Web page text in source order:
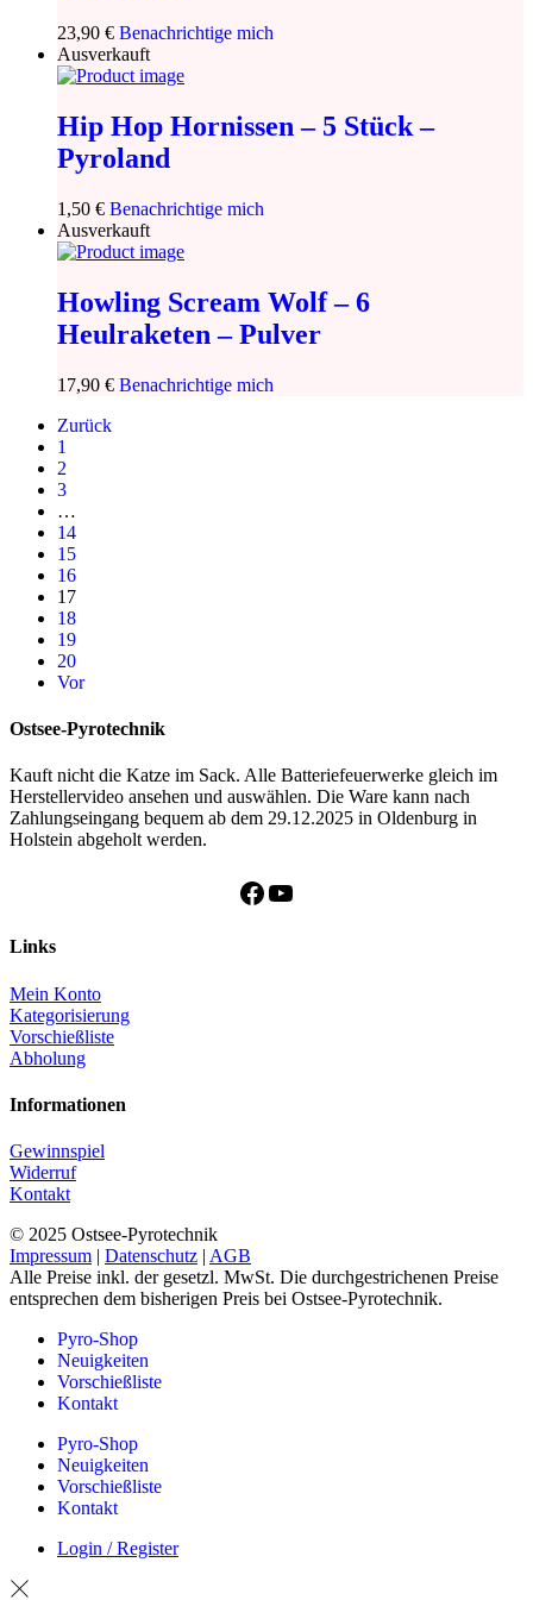
23,90 € Benachrichtige mich
Ausverkauft
Hip Hop Hornissen – 5 Stück –
Pyroland
1,50 € Benachrichtige mich
Ausverkauft
Howling Scream Wolf – 6
Heulraketen – Pulver
17,90 € Benachrichtige mich
Zurück
1
2
3
…
14
15
16
17
18
19
20
Vor
Ostsee-Pyrotechnik
Kauft nicht die Katze im Sack. Alle Batteriefeuerwerke gleich im
Herstellervideo ansehen und auswählen. Die Ware kann nach
Zahlungseingang bequem ab dem 29.12.2025 in Oldenburg in
Holstein abgeholt werden.
Facebook
YouTube
Links
Mein Konto
Kategorisierung
Vorschießliste
Abholung
Informationen
Gewinnspiel
Widerruf
Kontakt
© 2025 Ostsee-Pyrotechnik
Impressum | Datenschutz | AGB
Alle Preise inkl. der gesetzl. MwSt. Die durchgestrichenen Preise
entsprechen dem bisherigen Preis bei Ostsee-Pyrotechnik.
Pyro-Shop
Neuigkeiten
Vorschießliste
Kontakt
Pyro-Shop
Neuigkeiten
Vorschießliste
Kontakt
Login / Register